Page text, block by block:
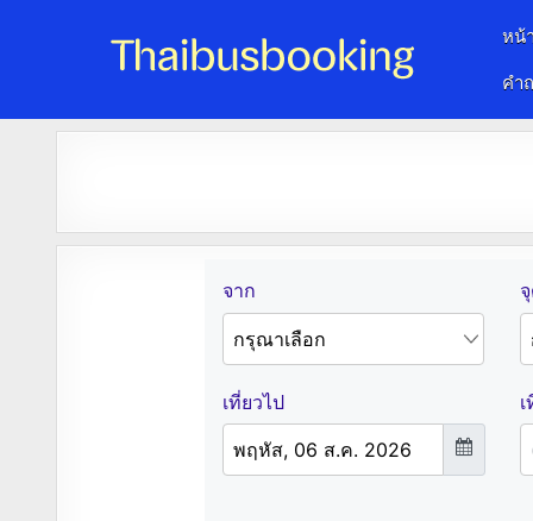
จองตั๋วรถออนไลน์ 24 ชั่วโมง
หน้
คำ